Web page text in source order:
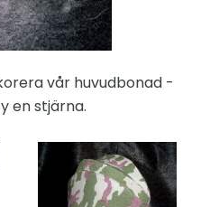
vår huvudbonad -
en stjärna.